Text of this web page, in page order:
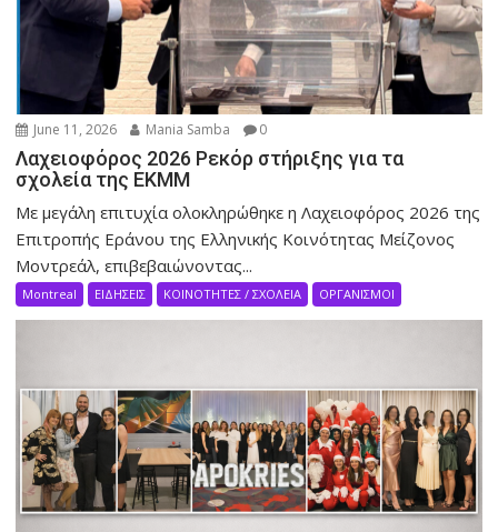
June 11, 2026 Mania Samba 0
Λαχειοφόρος 2026 Ρεκόρ στήριξης για τα
σχολεία της ΕΚΜΜ
Με μεγάλη επιτυχία ολοκληρώθηκε η Λαχειοφόρος 2026 της
Επιτροπής Εράνου της Ελληνικής Κοινότητας Μείζονος
Μοντρεάλ, επιβεβαιώνοντας...
Montreal ΕΙΔΗΣΕΙΣ ΚΟΙΝΟΤΗΤΕΣ / ΣΧΟΛΕΙΑ ΟΡΓΑΝΙΣΜΟΙ